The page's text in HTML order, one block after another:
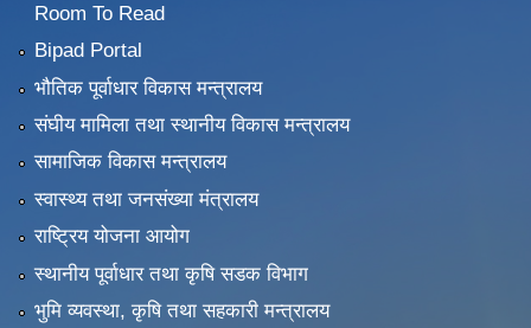
Room To Read
Bipad Portal
भौतिक पूर्वाधार विकास मन्त्रालय
संघीय मामिला तथा स्थानीय विकास मन्त्रालय
सामाजिक विकास मन्त्रालय
स्वास्थ्य तथा जनसंख्या मंत्रालय
राष्ट्रिय योजना आयोग
स्थानीय पूर्वाधार तथा कृषि सडक विभाग
भुमि व्यवस्था, कृषि तथा सहकारी मन्त्रालय